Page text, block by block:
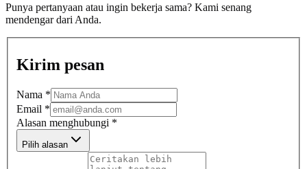
Punya pertanyaan atau ingin bekerja sama? Kami senang
mendengar dari Anda.
Kirim pesan
Nama *
Email *
Alasan menghubungi *
Pilih alasan